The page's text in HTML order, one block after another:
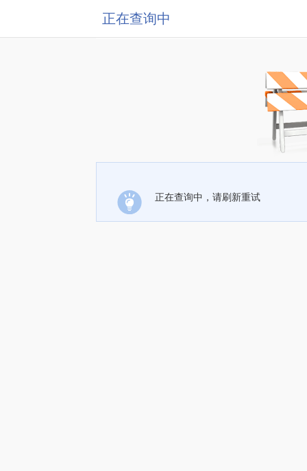
正在查询中
正在查询中，请刷新重试